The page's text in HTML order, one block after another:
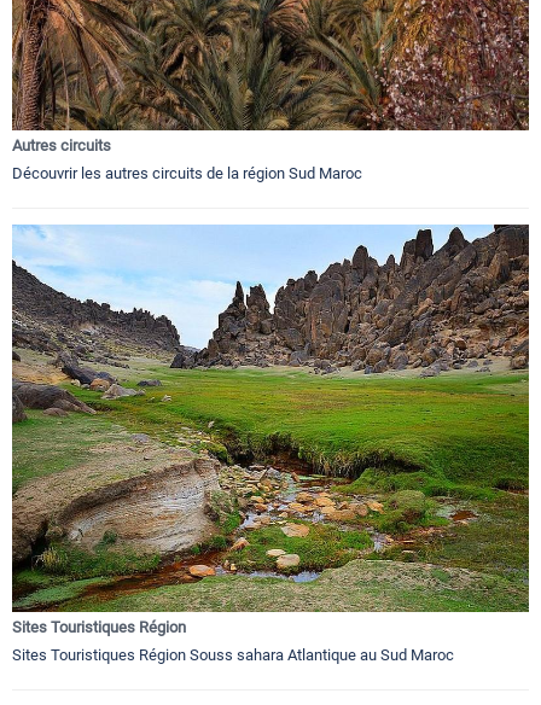
Autres circuits
Découvrir les autres circuits de la région Sud Maroc
Sites Touristiques Région
Sites Touristiques Région Souss sahara Atlantique au Sud Maroc